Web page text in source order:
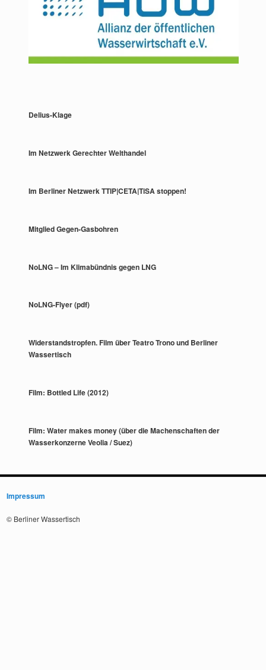
Delius-Klage
Im Netzwerk Gerechter Welthandel
Im Berliner Netzwerk TTIP|CETA|TiSA stoppen!
Mitglied Gegen-Gasbohren
NoLNG – Im Klimabündnis gegen LNG
NoLNG-Flyer (pdf)
Widerstandstropfen. Film über Teatro Trono und Berliner
Wassertisch
Film: Bottled Life (2012)
Film: Water makes money (über die Machenschaften der
Wasserkonzerne Veolia / Suez)
Impressum
© Berliner Wassertisch